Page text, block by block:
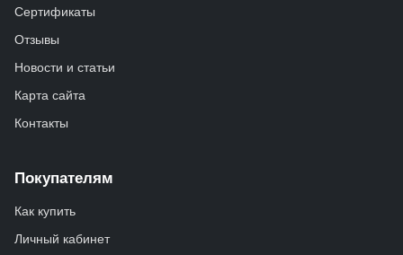
Сертификаты
Отзывы
Новости и статьи
Карта сайта
Контакты
Покупателям
Как купить
Личный кабинет